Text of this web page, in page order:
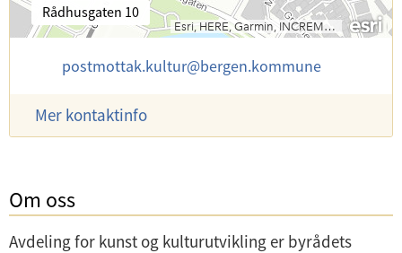
e
a
d
s
s
e
Rådhusgaten 10
o
s
postmottak.kultur@bergen.kommune
Mer kontaktinfo
Om oss
Avdeling for kunst og kulturutvikling er byrådets